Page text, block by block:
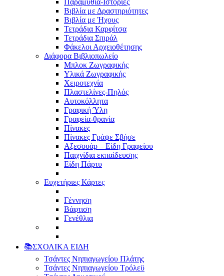
Παραμύθια-Ιστορίες
Βιβλία με Δραστηριότητες
Βιβλία με Ήχους
Τετράδια Καρφίτσα
Τετράδια Σπιράλ
Φάκελοι Αρχειοθέτησης
Διάφορα Βιβλιοπωλείο
Μπλοκ Ζωγραφικής
Υλικά Ζωγραφικής
Χειροτεχνία
Πλαστελίνες-Πηλός
Αυτοκόλλητα
Γραφική Ύλη
Γραφεία-θρανία
Πίνακες
Πίνακες Γράψε Σβήσε
Αξεσουάρ – Είδη Γραφείου
Παιχνίδια εκπαίδευσης
Είδη Πάρτυ
Ευχετήριες Κάρτες
Γέννηση
Βάφτιση
Γενέθλια
📚ΣΧΟΛΙΚΑ ΕΙΔΗ
Τσάντες Νηπιαγωγείου Πλάτης
Τσάντες Νηπιαγωγείου Τρόλεϋ